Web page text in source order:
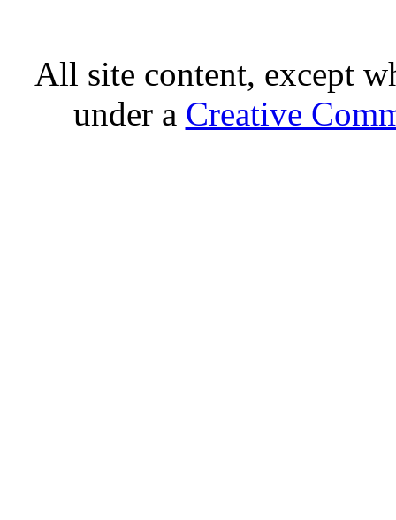
All site content, except
under a Creative